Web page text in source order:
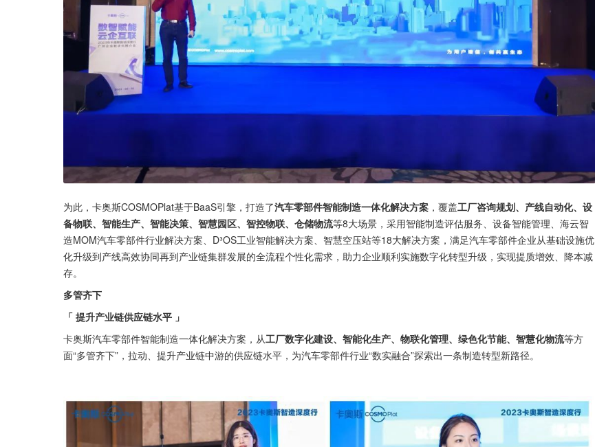
为此，卡奥斯COSMOPlat基于BaaS引擎，打造了汽车零部件智能制造一体化解决方案 ，覆盖工厂咨询规划、产线自动化、设
备物联、智能生产、智能决策、智慧园区、智控物联、仓储物流等8大场景，采用智能制造评估服务、设备智能管理、海云智
造MOM汽车零部件行业解决方案、D³OS工业智能解决方案、智慧空压站等18大解决方案，满足汽车零部件企业从基础设施优
化升级到产线高效协同再到产业链集群发展的全流程个性化需求，助力企业顺利实施数字化转型升级，实现提质增效、降本减
存。
多管齐下
「 提升产业链供应链水平 」
卡奥斯汽车零部件智能制造一体化解决方案，从工厂数字化建设、智能化生产、物联化管理、绿色化节能、智慧化物流等方
面“多管齐下”，拉动、提升产业链中游的供应链水平，为汽车零部件行业“数实融合”探索出一条制造转型新路径。